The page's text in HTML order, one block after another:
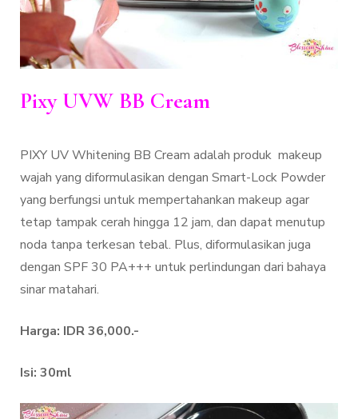
Pixy UVW BB Cream
PIXY UV Whitening BB Cream adalah produk makeup
wajah yang diformulasikan dengan Smart-Lock Powder
yang berfungsi untuk mempertahankan makeup agar
tetap tampak cerah hingga 12 jam, dan dapat menutup
noda tanpa terkesan tebal. Plus, diformulasikan juga
dengan SPF 30 PA+++ untuk perlindungan dari bahaya
sinar matahari.
Harga: IDR 36,000.-
Isi: 30ml